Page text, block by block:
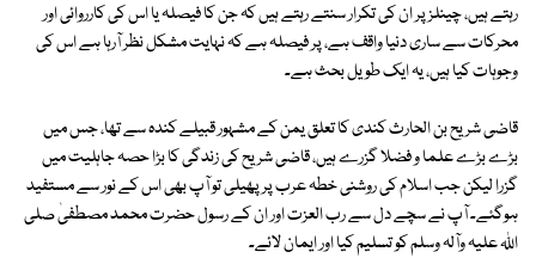
رہتے ہیں، چینلز پر ان کی تکرار سنتے رہتے ہیں کہ جن کا فیصلہ یا اس کی کارروائی اور
محرکات سے ساری دنیا واقف ہے، پر فیصلہ ہے کہ نہایت مشکل نظر آرہا ہے اس کی
وجوہات کیا ہیں، یہ ایک طویل بحث ہے۔
قاضی شریح بن الحارث کندی کا تعلق یمن کے مشہور قبیلے کندہ سے تھا، جس میں
بڑے بڑے علما و فضلا گزرے ہیں، قاضی شریح کی زندگی کا بڑا حصہ جاہلیت میں
گزرا لیکن جب اسلام کی روشنی خطہ عرب پر پھیلی تو آپ بھی اس کے نور سے مستفید
ہوگئے۔ آپ نے سچے دل سے رب العزت اور ان کے رسول حضرت محمد مصطفیٰ صلی
اللہ علیہ وآلہ وسلم کو تسلیم کیا اور ایمان لائے۔